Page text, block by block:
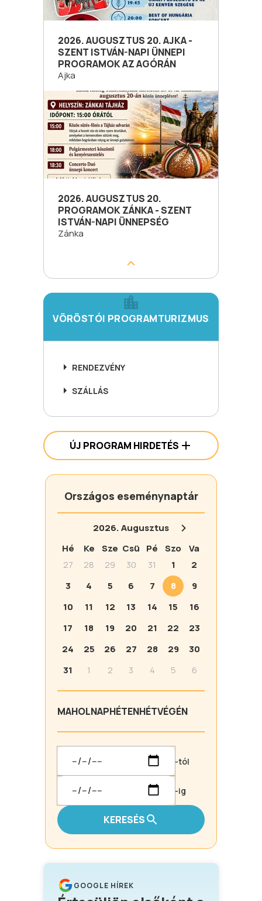
2026. AUGUSZTUS 20. AJKA -
SZENT ISTVÁN-NAPI ÜNNEPI
PROGRAMOK AZ AGÓRÁN
Ajka
2026. AUGUSZTUS 20.
PROGRAMOK ZÁNKA - SZENT
ISTVÁN-NAPI ÜNNEPSÉG
Zánka
VÖRÖSTÓI PROGRAMTURIZMUS
RENDEZVÉNY
SZÁLLÁS
ÚJ PROGRAM HIRDETÉS
Országos eseménynaptár
2026.Augusztus
Hé
Ke Sze Csü Pé Szo
Va
27
28 29 30 31 1
2
3
4 5 6 7 8
9
10
11 12 13 14 15
16
17
18 19 20 21 22
23
24
25 26 27 28 29
30
31
1 2 3 4 5 6
MAHOLNAPHÉTENHÉTVÉGÉN
-tól
-ig
KERESÉS
GOOGLE HÍREK